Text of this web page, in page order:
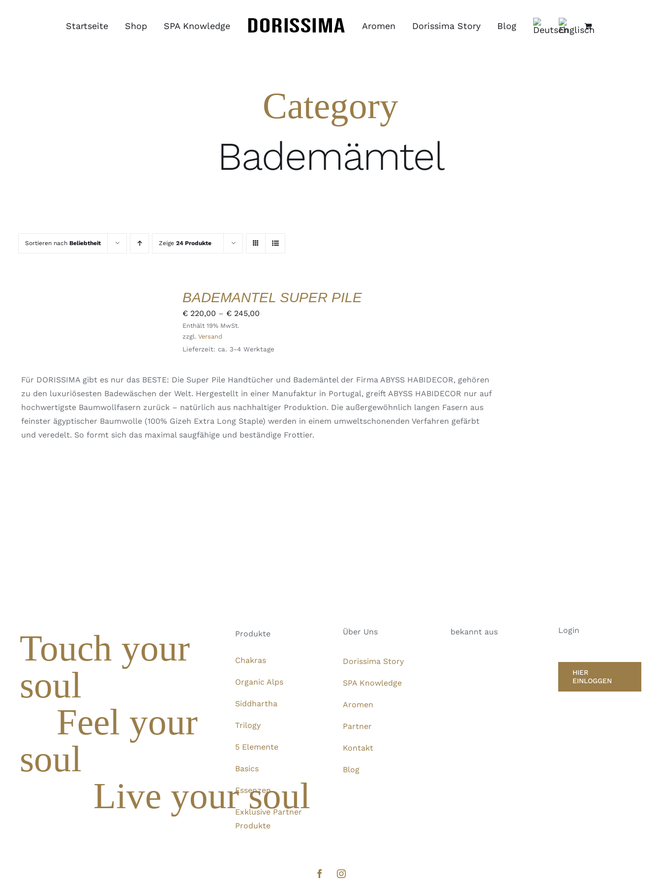
Startseite Shop SPA Knowledge Aromen Dorissima Story Blog
Category
Bademämtel
Sortieren nach Beliebtheit Zeige 24 Produkte
AUF
DER
PRODUKTSEITE
GEWÄHLT
WERDEN
BADEMANTEL SUPER PILE
€220,00 – €245,00Preisspanne:
€ 245,00
Enthält 19% MwSt.
zzgl. Versand
Lieferzeit: ca. 3-4 Werktage
Für DORISSIMA gibt es nur das BESTE: Die Super Pile Handtücher und Bademäntel der Firma ABYSS HABIDECOR, gehören
zu den luxuriösesten Badewäschen der Welt. Hergestellt in einer Manufaktur in Portugal, greift ABYSS HABIDECOR nur auf
hochwertigste Baumwollfasern zurück – natürlich aus nachhaltiger Produktion. Die außergewöhnlich langen Fasern aus
feinster ägyptischer Baumwolle (100% Gizeh Extra Long Staple) werden in einem umweltschonenden Verfahren gefärbt
und veredelt. So formt sich das maximal saugfähige und beständige Frottier.
Touch your
soul
Feel your
soul
Live your soul
Produkte
Chakras
Organic Alps
Siddhartha
Trilogy
5 Elemente
Basics
Essenzen
Exklusive Partner
Produkte
Über Uns
Dorissima Story
SPA Knowledge
Aromen
Partner
Kontakt
Blog
bekannt aus Login
HIER
EINLOGGEN